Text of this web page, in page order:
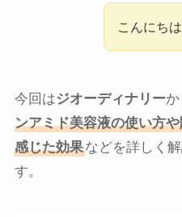
こんにち
今回はジオーディナリーか
ンアミド美容液の使い方
感じた効果などを詳しく
す。